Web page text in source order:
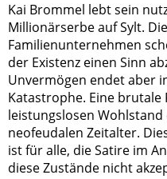
Kai Brommel lebt sein
Millionärserbe auf Sylt.
Familienunternehmen
der Existenz einen Sinn
Unvermögen endet aber
Katastrophe. Eine brutale
leistungslosen
neofeudalen Zeitalter.
ist für alle, die Satire im
diese Zustände nicht